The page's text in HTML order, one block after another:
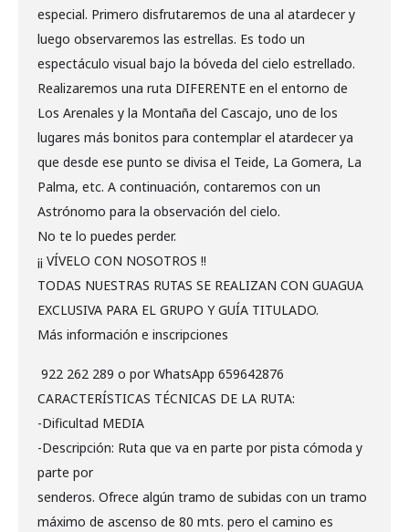
especial. Primero disfrutaremos de una al atardecer y
luego observaremos las estrellas. Es todo un
espectáculo visual bajo la bóveda del cielo estrellado.
Realizaremos una ruta DIFERENTE en el entorno de
Los Arenales y la Montaña del Cascajo, uno de los
lugares más bonitos para contemplar el atardecer ya
que desde ese punto se divisa el Teide, La Gomera, La
Palma, etc. A continuación, contaremos con un
Astrónomo para la observación del cielo.
No te lo puedes perder.
¡¡ VÍVELO CON NOSOTROS !!
TODAS NUESTRAS RUTAS SE REALIZAN CON GUAGUA
EXCLUSIVA PARA EL GRUPO Y GUÍA TITULADO.
Más información e inscripciones
922 262 289 o por WhatsApp 659642876
CARACTERÍSTICAS TÉCNICAS DE LA RUTA:
-Dificultad MEDIA
-Descripción: Ruta que va en parte por pista cómoda y
parte por
senderos. Ofrece algún tramo de subidas con un tramo
máximo de ascenso de 80 mts. pero el camino es